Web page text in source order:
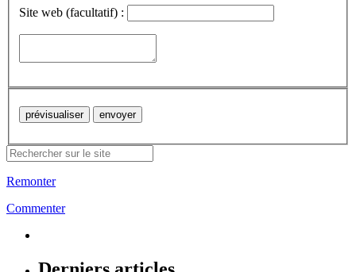
Site web (facultatif) :
Remonter
Commenter